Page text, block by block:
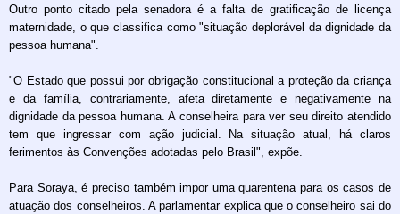
Outro ponto citado pela senadora é a falta de gratificação de licença
maternidade, o que classifica como "situação deplorável da dignidade da
pessoa humana".
"O Estado que possui por obrigação constitucional a proteção da criança
e da família, contrariamente, afeta diretamente e negativamente na
dignidade da pessoa humana. A conselheira para ver seu direito atendido
tem que ingressar com ação judicial. Na situação atual, há claros
ferimentos às Convenções adotadas pelo Brasil", expõe.
Para Soraya, é preciso também impor uma quarentena para os casos de
atuação dos conselheiros. A parlamentar explica que o conselheiro sai do